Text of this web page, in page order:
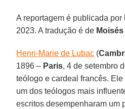
A reportagem é publicada por
2023. A tradução é de
Henri-Marie de Lubac (
1896 – Paris, 4 de setembro
teólogo e cardeal francês.
um dos teólogos mais
escritos desempenharam um